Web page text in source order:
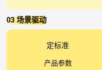
定标准
产品参数
03 场景驱动